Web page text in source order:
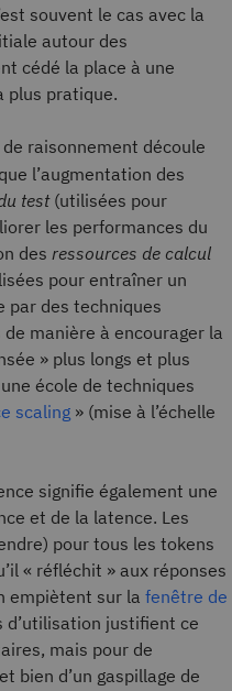
souvent le cas avec la
autour des
cédé la place à une
plus pratique.
raisonnement découle
l’augmentation des
test(utilisées pour
les performances du
des ressources de calcul
pour entraîner un
par des techniques
manière à encourager la
» plus longs et plus
école de techniques
scaling » (mise à l’échelle
signifie également une
et de la latence. Les
pour tous les tokens
« réfléchit » aux réponses
empiètent sur la fenêtre de
d’utilisation justifient ce
mais pour de
bien d’un gaspillage de